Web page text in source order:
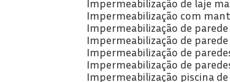
Impermeabilização de laje
Impermeabilização com
Impermeabilização de
Impermeabilização de
Impermeabilização de
Impermeabilização de
Impermeabilização piscina